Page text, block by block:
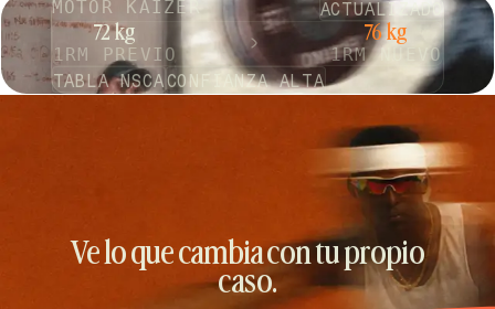
MOTOR KAIZER
ACTUALIZADO
72 kg
1RM PREVIO
76 kg
1RM NUEVO
TABLA NSCACONFIANZA ALTA
Ve lo que cambia con tu propio
caso.